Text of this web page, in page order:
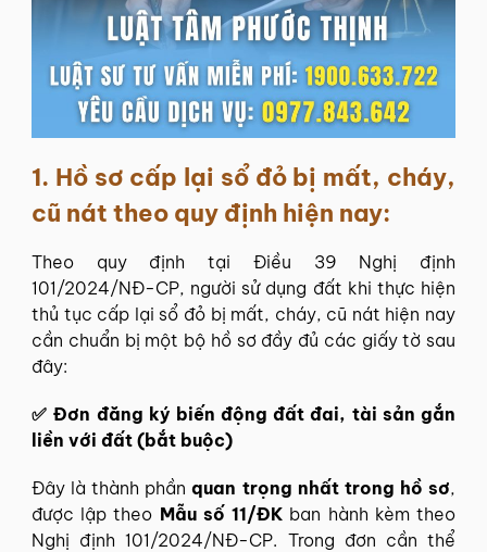
1. Hồ sơ cấp lại sổ đỏ bị mất, cháy,
cũ nát theo quy định hiện nay:
Theo quy định tại Điều 39 Nghị định
101/2024/NĐ-CP, người sử dụng đất khi thực hiện
thủ tục cấp lại sổ đỏ bị mất, cháy, cũ nát hiện nay
cần chuẩn bị một bộ hồ sơ đầy đủ các giấy tờ sau
đây:
✅ Đơn đăng ký biến động đất đai, tài sản gắn
liền với đất (bắt buộc)
Đây là thành phầnquan trọng nhất trong hồ sơ,
được lập theo Mẫu số 11/ĐK ban hành kèm theo
Nghị định 101/2024/NĐ-CP. Trong đơn cần thể